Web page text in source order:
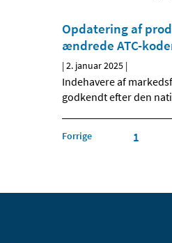
Opdatering af
ændrede ATC-
|2. januar 2025 |
Indehavere af
godkendt efter den
Forrige 1